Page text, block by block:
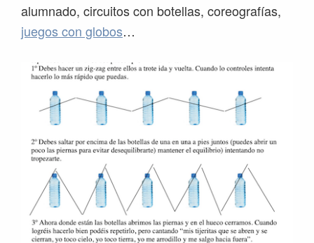
alumnado, circuitos con botellas, coreografías,
juegos con globos…